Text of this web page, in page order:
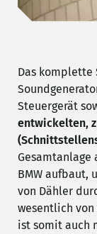
Das komplette
Steuergerät
entwickelten,
Gesamtanlage
BMW aufbaut,
von Dähler
wesentlich
ist somit auch